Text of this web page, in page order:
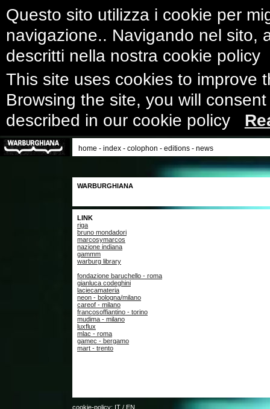
Questo sito utilizza i cookie per
navigazione.. Navigando nel sito,
descritti nella nostra cookie
This site uses cookies to improve
Browsing the site, you will
described in our cookie policy
home - index - colophon - editions - news
WARBURGHIANA
LINK
riga
bruno mondadori
marcosymarcos
nazione indiana
gammm
warburg library
fondazione baruchello - roma
gianluca codeghini
laciecamateria
neon - bologna/milano
careof - milano
francosoffiantino - torino
mudima - milano
luxflux
mlac - roma
gamec - bergamo
mart - trento
cookie-policy: IT / EN